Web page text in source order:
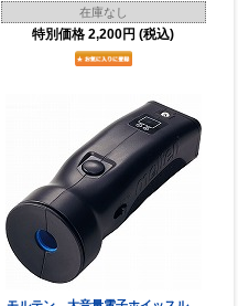
在庫なし
特別価格 2,200円 (税込)